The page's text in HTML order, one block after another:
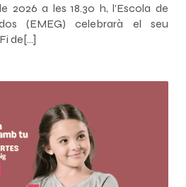
2026 a les 18.30 h, l’Escola de
(EMEG) celebrarà el seu
de[…]